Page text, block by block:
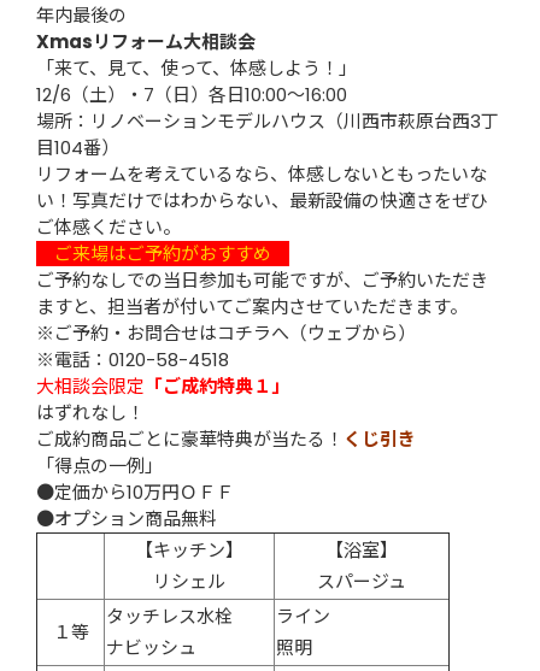
年内最後の
Xmasリフォーム大相談会
「来て、見て、使って、体感しよう！」
12/6（土）・7（日）各日10:00～16:00
場所：リノベーションモデルハウス（川西市萩原台西3丁
目104番）
リフォームを考えているなら、体感しないともったいな
い！写真だけではわからない、最新設備の快適さをぜひ
ご体感ください。
ご来場はご予約がおすすめ
ご予約なしでの当日参加も可能ですが、ご予約いただき
ますと、担当者が付いてご案内させていただきます。
※ご予約・お問合せはコチラへ（ウェブから）
※電話：0120-58-4518
大相談会限定 「ご成約特典１」
はずれなし！
ご成約商品ごとに豪華特典が当たる！ くじ引き
「得点の一例」
●定価から10万円ＯＦＦ
●オプション商品無料
【キッチン】
リシェル
【浴室】
スパージュ
１等
タッチレス水栓
ナビッシュ
ライン
照明